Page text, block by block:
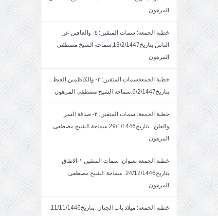
المرهون
خطبة الجمعة: سمات المتقين: ٤- والعافين عن
الناس.بتاريخ13/2/1447,سماحة الشيخ مصطفى
المرهون
خطبة الجمعةسمات المتقين: ٣- والكاظمين الغيظ.
بتاريخ6/2/1447.سماحة الشيخ مصطفى المرهون
خطبة الجمعة: سمات المتقين: ٢- صدقة السر
والعلن.. بتاريخ29/1/1446.سماحة الشيخ مصطفى
المرهون
خطبة الجمعة بعنوان: سمات المتقين ١-الانفاق.
بتاريخ24/12/1446. سماحة الشيخ مصطفى
المرهون
خطبة الجمعة: ميلاد باب الجنان .بتاريخ11/11/1446.